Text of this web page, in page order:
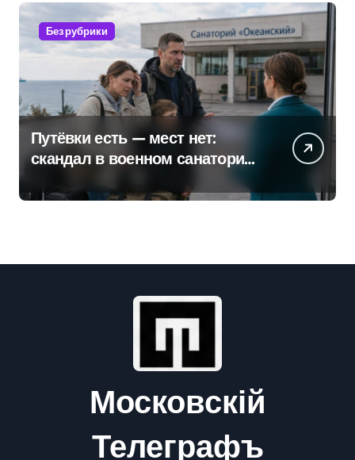
Без рубрики
Путёвки есть — мест нет:
скандал в военном санатории
Московскій
Телеграфъ